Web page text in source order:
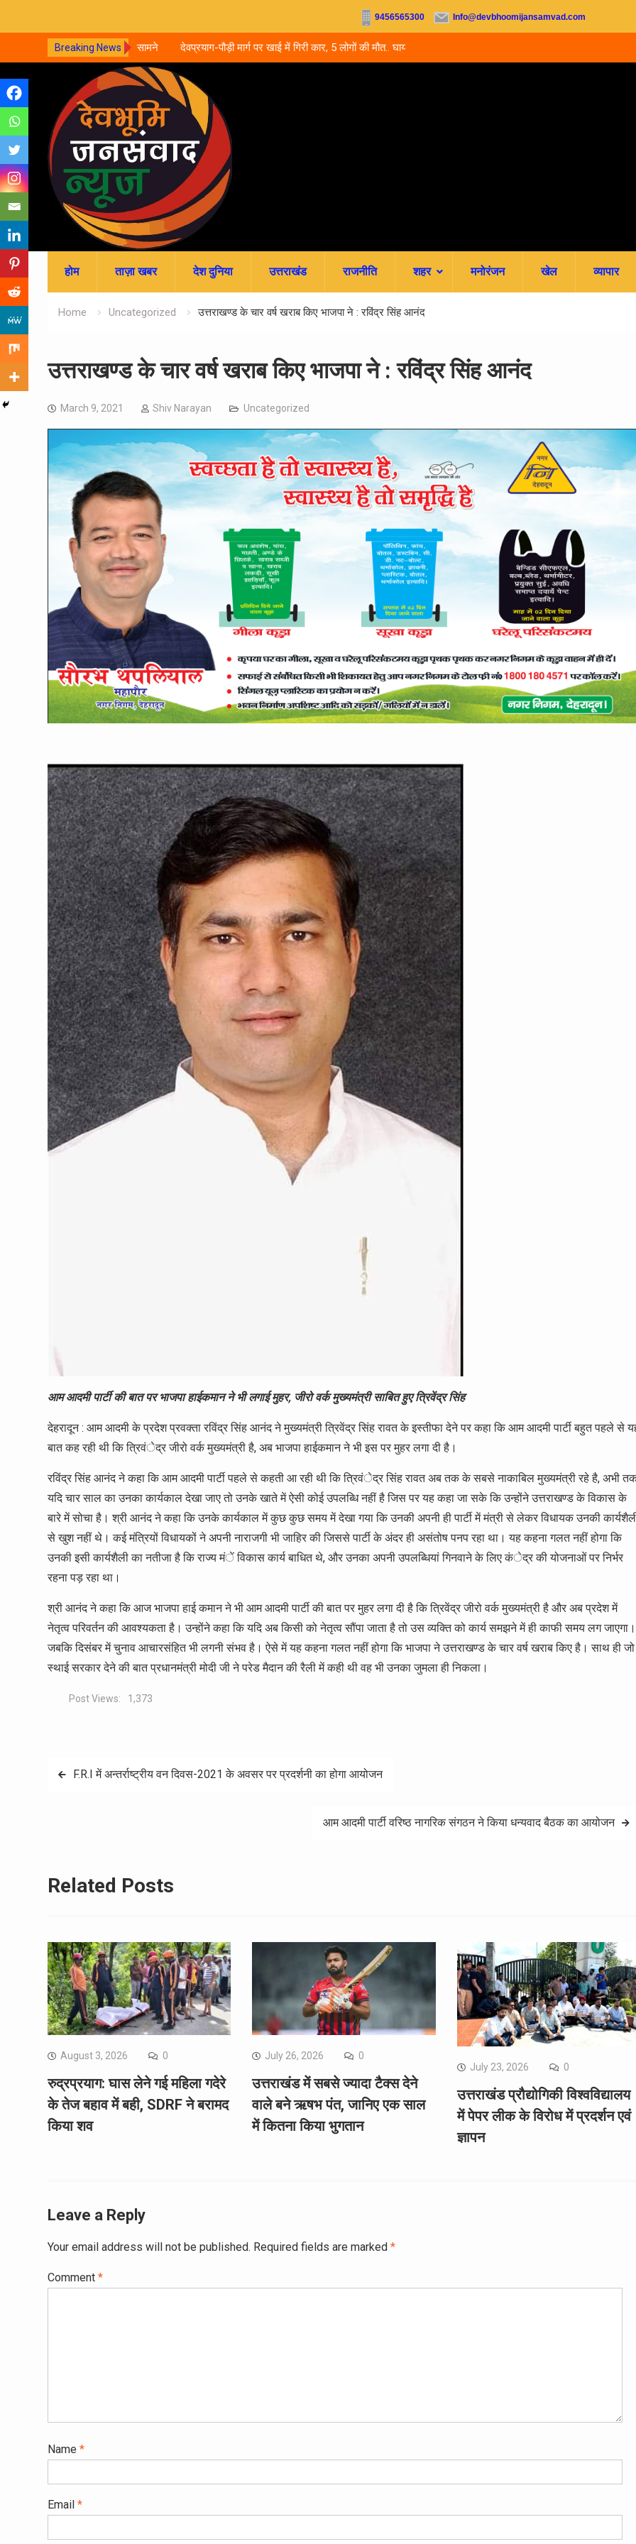
9456565300 Info@devbhoomijansamvad.com
Breaking News
के साथ दुष्कर्म, वीडियो सामने
देवप्रयाग-पौड़ी मार्ग पर खाई में गिरी कार, 5 लोगों की मौत.. घायल बच्चे
का इलाज जारी
जमा; जानें पूरी काउंसलिंग शेड्यूल
to
content
होम ताज़ा खबर देश दुनिया उत्तराखंड राजनीति शहर मनोरंजन खेल व्यापार
Home Uncategorized उत्तराखण्ड के चार वर्ष खराब किए भाजपा ने : रविंद्र सिंह आनंद
उत्तराखण्ड के चार वर्ष खराब किए भाजपा ने : रविंद्र सिंह आनंद
March 9, 2021 Shiv Narayan Uncategorized
आम आदमी पार्टी की बात पर भाजपा हाईकमान ने भी लगाई मुहर, जीरो वर्क मुख्यमंत्री साबित हुए त्रिवेंद्र सिंह
देहरादून : आम आदमी के प्रदेश प्रवक्ता रविंद्र सिंह आनंद ने मुख्यमंत्री त्रिवेंद्र सिंह रावत के इस्तीफा देने पर कहा कि आम आदमी पार्टी बहुत पहले से
बात कह रही थी कि त्रिवंेद्र जीरो वर्क मुख्यमंत्री है, अब भाजपा हाईकमान ने भी इस पर मुहर लगा दी है।
रविंद्र सिंह आनंद ने कहा कि आम आदमी पार्टी पहले से कहती आ रही थी कि त्रिवंेद्र सिंह रावत अब तक के सबसे नाकाबिल मुख्यमंत्री रहे है, अभी
यदि चार साल का उनका कार्यकाल देखा जाए तो उनके खाते में ऐसी कोई उपलब्धि नहीं है जिस पर यह कहा जा सके कि उन्होंने उत्तराखण्ड के विकास के
बारे में सोचा है। श्री आनंद ने कहा कि उनके कार्यकाल में कुछ कुछ समय में देखा गया कि उनकी अपनी ही पार्टी में मंत्री से लेकर विधायक उनकी
से खुश नहीं थे। कई मंत्रियों विधायकों ने अपनी नाराजगी भी जाहिर की जिससे पार्टी के अंदर ही असंतोष पनप रहा था। यह कहना गलत नहीं होगा कि
उनकी इसी कार्यशैली का नतीजा है कि राज्य मंें विकास कार्य बाधित थे, और उनका अपनी उपलब्धियां गिनवाने के लिए कंेद्र की योजनाओं पर निर्भर
रहना पड़ रहा था।
श्री आनंद ने कहा कि आज भाजपा हाई कमान ने भी आम आदमी पार्टी की बात पर मुहर लगा दी है कि त्रिवेंद्र जीरो वर्क मुख्यमंत्री है और अब प्रदेश में
नेतृत्व परिवर्तन की आवश्यकता है। उन्होंने कहा कि यदि अब किसी को नेतृत्व सौंपा जाता है तो उस व्यक्ति को कार्य समझने में ही काफी समय लग जाएगा।
जबकि दिसंबर में चुनाव आचारसंहित भी लगनी संभव है। ऐसे में यह कहना गलत नहीं होगा कि भाजपा ने उत्तराखण्ड के चार वर्ष खराब किए है। साथ ही जो
स्थाई सरकार देने की बात प्रधानमंत्री मोदी जी ने परेड मैदान की रैली में कही थी वह भी उनका जुमला ही निकला।
Post Views: 1,373
PostF.R.I में अन्तर्राष्ट्रीय वन दिवस-2021 के अवसर पर प्रदर्शनी का होगा आयोजन
आम आदमी पार्टी वरिष्ठ नागरिक संगठन ने किया धन्यवाद बैठक का आयोजन
Related Posts
August 3, 2026 0
रुद्रप्रयाग: घास लेने गई महिला गदेरे
के तेज बहाव में बही, SDRF ने बरामद
किया शव
July 26, 2026 0
उत्तराखंड में सबसे ज्यादा टैक्स देने
वाले बने ऋषभ पंत, जानिए एक साल
में कितना किया भुगतान
July 23, 2026 0
उत्तराखंड प्रौद्योगिकी विश्वविद्यालय
में पेपर लीक के विरोध में प्रदर्शन एवं
ज्ञापन
Leave a Reply
Your email address will not be published. Required fields are marked *
Comment *
Name *
Email *